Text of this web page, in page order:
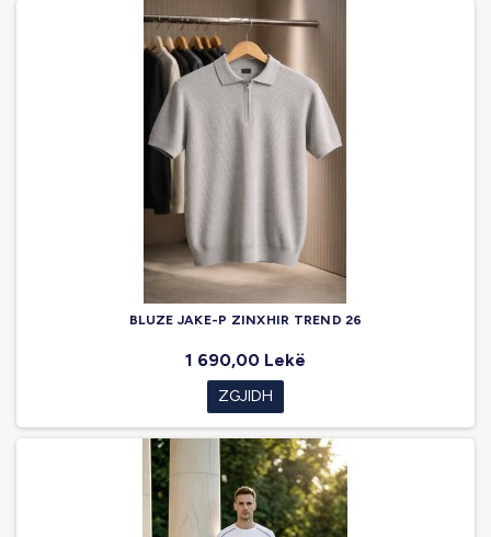
BLUZE JAKE-P ZINXHIR TREND 26
1 690,00 Lekë
ZGJIDH